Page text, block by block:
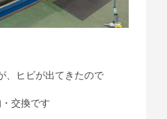
、ヒビが出てきたので
交換です